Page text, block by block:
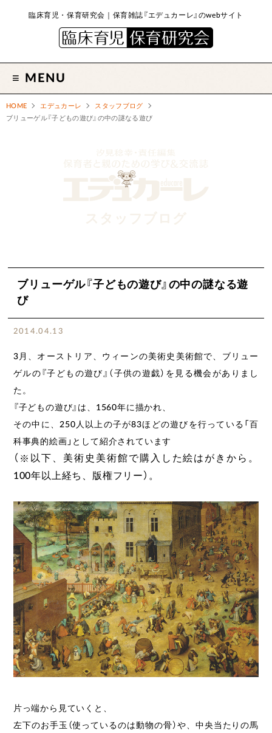
臨床育児・保育研究会｜保育雑誌『エデュカーレ』のwebサイト
MENU
HOME エデュカーレ
スタッフブログ
ブリューゲル『子どもの遊び』の中の謎なる遊び
ブリューゲル『子どもの遊び』の中の謎なる遊
び
2014.04.13
3月、オーストリア、ウィーンの美術史美術館で、ブリュー
ゲルの『子どもの遊び』（子供の遊戯）を見る機会がありまし
た。
『子どもの遊び』は、1560年に描かれ、
その中に、250人以上の子が83ほどの遊びを行っている「百
科事典的絵画」として紹介されています
（ ※ 以下、美術史美術館で購入した絵はがきから。
100年以上経ち、版権フリー）。
片っ端から見ていくと、
左下のお手玉（使っているのは動物の骨）や、中央当たりの馬